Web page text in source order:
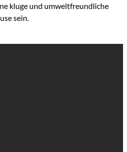
kluge und umweltfreundliche
sein.